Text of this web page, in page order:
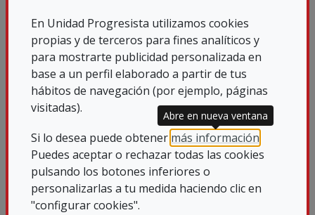
En Unidad Progresista utilizamos cookies
propias y de terceros para fines analíticos y
para mostrarte publicidad personalizada en
base a un perfil elaborado a partir de tus
hábitos de navegación (por ejemplo, páginas
visitadas).
Si lo desea puede obtener más información
Puedes aceptar o rechazar todas las cookies
pulsando los botones inferiores o
personalizarlas a tu medida haciendo clic en
"configurar cookies".
Abre en nueva ventana
Hacerles conscientes de su propia
responsabilidad en relación con la
ciberseguridad.
Contribuir a minimizar el número y
gravedad de incidencias de seguridad
experimentadas por el usuario.
En este portal encontrarás información